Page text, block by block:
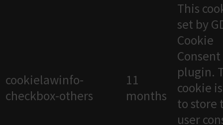
cookielawinfo-
checkbox-others
11
months
This
set by
Cookie
Consent
plugin.
cookie
to store
user